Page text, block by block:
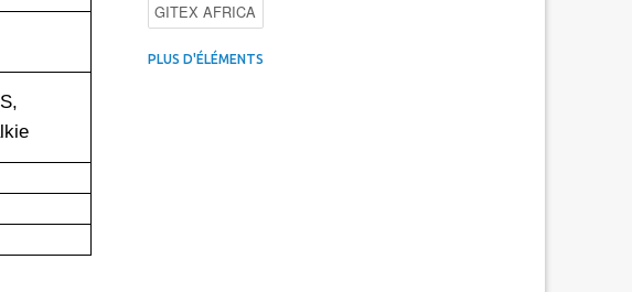
GITEX AFRICA
4G au Maroc
PLUS D'ÉLÉMENTS